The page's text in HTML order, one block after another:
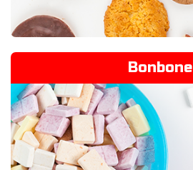
Bonbone